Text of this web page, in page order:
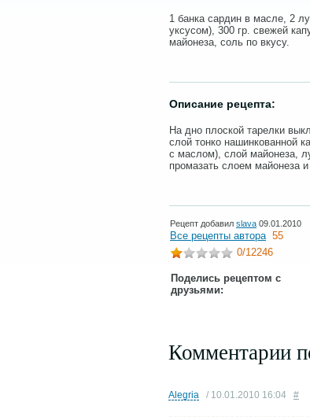
1 банка сардин в масле, 2
уксусом), 300 гр. свежей
майонеза, соль по вкусу.
Описание рецепта:
На дно плоской тарелки
слой тонко нашинкованной
с маслом), слой майонеза,
промазать слоем майонеза
Рецепт добавил slava 09.01.2010
Все рецепты автора 55
0/12246
Поделись рецептом с
друзьями:
Комментарии
Alegria / 10.01.2010 16:04 #